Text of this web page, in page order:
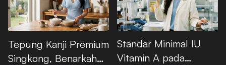
Tepung Kanji Premium
Singkong, Benarkah
Standar Minimal IU
Vitamin A pada